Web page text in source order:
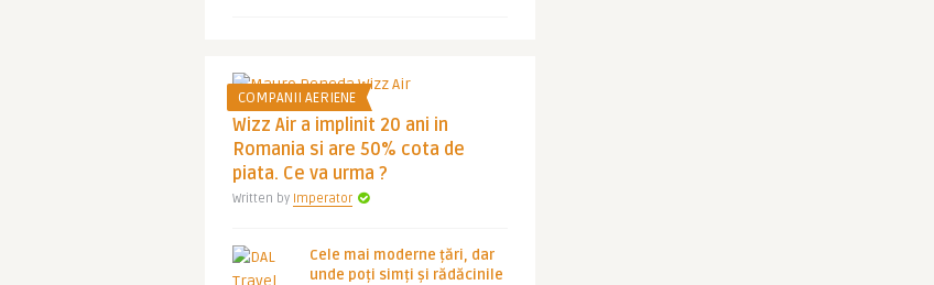
COMPANII AERIENE
Wizz Air a implinit 20 ani in
Romania si are 50% cota de
piata. Ce va urma ?
Written by Imperator
Cele mai moderne țări, dar
unde poți simți și rădăcinile